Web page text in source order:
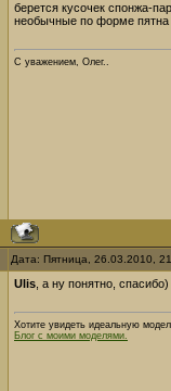
берется кусочек спонжа-
необычные по форме пятна
С уважением, Олег..
Дата: Пятница, 26.03.2010,
Ulis , а ну понятно, спасибо)
Хотите увидеть идеальную
Блог с моими моделями.